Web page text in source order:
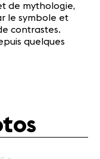
de mythologie,
le symbole et
contrastes.
quelques